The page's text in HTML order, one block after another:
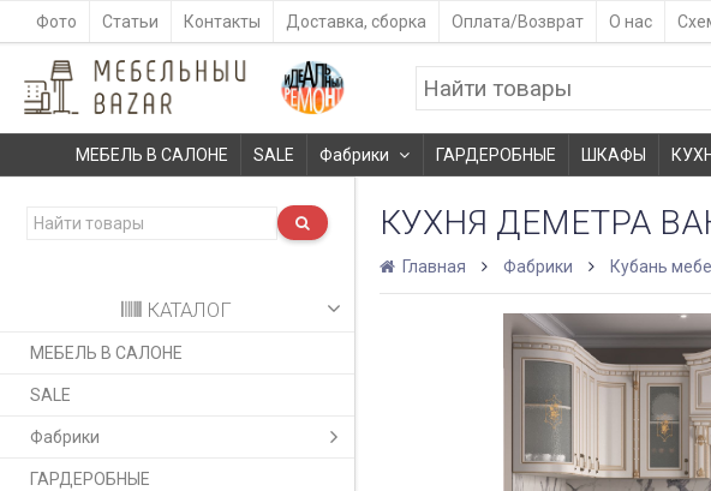
Фото Статьи Контакты Доставка, сборка Оплата/Возврат О нас
МЕБЕЛЬ В САЛОНЕ SALE Фабрики ГАРДЕРОБНЫЕ ШКАФЫ
КАТАЛОГ
МЕБЕЛЬ В САЛОНЕ
SALE
Фабрики
ГАРДЕРОБНЫЕ
КУХНЯ ДЕМЕТРА
Главная Фабрики Кубань